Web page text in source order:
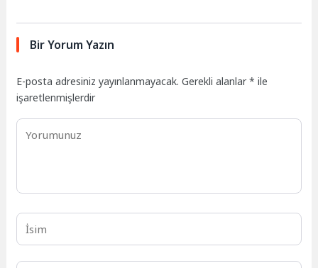
Bir Yorum Yazın
E-posta adresiniz yayınlanmayacak. Gerekli alanlar* ile
işaretlenmişlerdir